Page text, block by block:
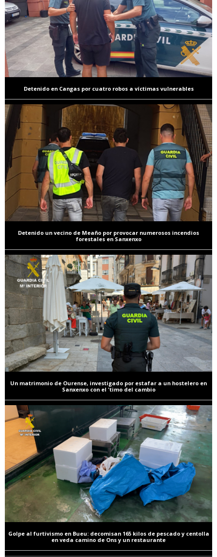
Detenido en Cangas por cuatro robos a víctimas vulnerables
Detenido un vecino de Meaño por provocar numerosos incendios
forestales en Sanxenxo
Un matrimonio de Ourense, investigado por estafar a un hostelero en
Sanxenxo con el 'timo del cambio
Golpe al furtivismo en Bueu: decomisan 165 kilos de pescado y centolla
en veda camino de Ons y un restaurante